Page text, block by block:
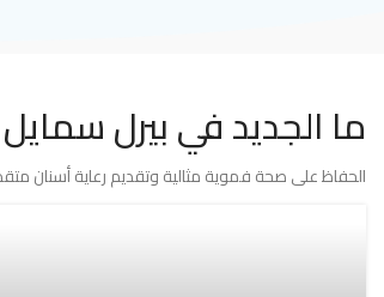
ما الجديد في بيرل سمايل
الحفاظ على صحة فموية مثالية وتقديم رعاية أسنان